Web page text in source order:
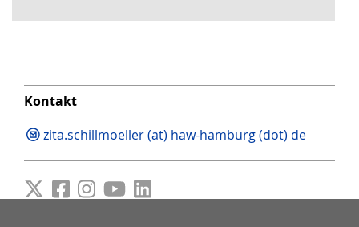
Kontakt
zita.schillmoeller (at) haw-hamburg (dot) de